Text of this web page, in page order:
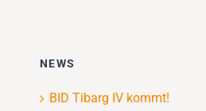
NEWS
BID Tibarg IV kommt!